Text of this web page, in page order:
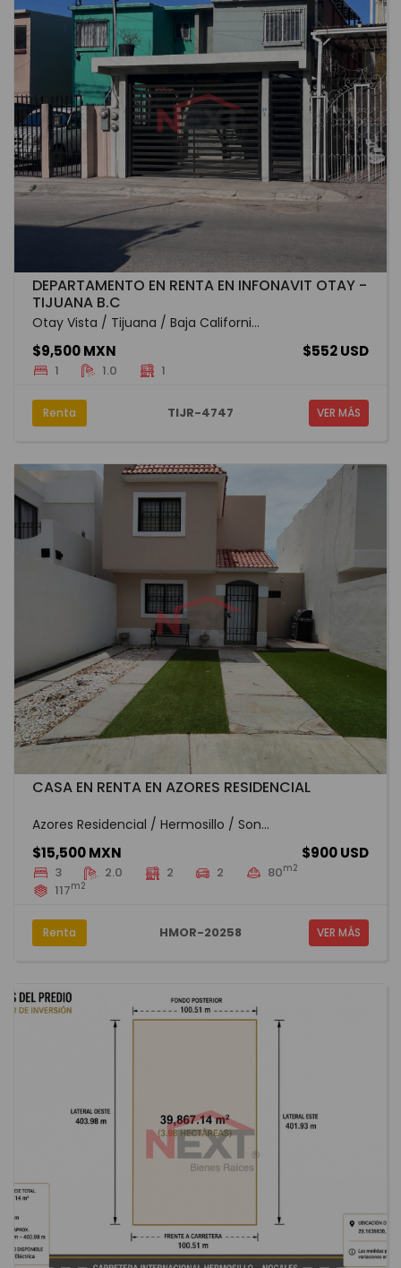
DEPARTAMENTO EN RENTA EN INFONAVIT OTAY -
TIJUANA B.C
Otay Vista / Tijuana / Baja Californi...
$9,500 MXN $552 USD
1 1.0 1
Renta TIJR-4747 VER MÁS
CASA EN RENTA EN AZORES RESIDENCIAL
Azores Residencial / Hermosillo / Son...
$15,500 MXN $900 USD
3 2.0 2 2 80m2
117m2
Renta HMOR-20258 VER MÁS